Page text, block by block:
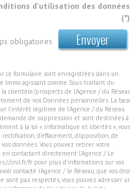
d'utilisation des données
(*)
Envoyer
obligatoires
ce formulaire sont enregistrées dans un
Immo agissant comme Sous-traitant du
clientèle/prospects de l'Agence / du Réseau
de vos Données personnelles. La
l'intérêt légitime de l'Agence / du Réseau.
de suppression et sont destinées à
à la loi « informatique et libertés », vous
d’effacement, d’opposition, de
données. Vous pouvez retirer votre
contactant directement l’Agence / Le
cnil.fr/fr pour plus d’informations sur vos
contacté l'Agence / le Réseau, que vos
sont pas respectés, vous pouvez adresser